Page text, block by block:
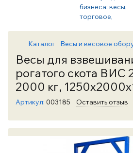
Каталог Весы и весовое
Весы для
рогатого скота
2000 кг,
Артикул: 003185 Оставить отзыв